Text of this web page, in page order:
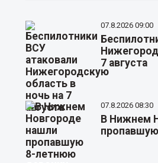
07.8.2026 09:00
7 августа
07.8.2026 08:30
В Нижнем